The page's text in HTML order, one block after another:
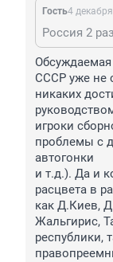
Гость4
СССР уже не
никаких
игроки
проблемы с
автогонки
и т.д.). Да и
расцвета в
как Д.Киев,
Жальгирис,
республики,